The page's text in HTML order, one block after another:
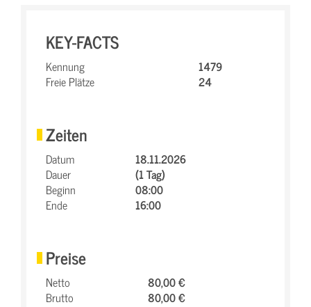
KEY-FACTS
Kennung
1479
Freie Plätze
24
Zeiten
Datum
18.11.2026
Dauer
(1 Tag)
Beginn
08:00
Ende
16:00
Preise
Netto
80,00 €
Brutto
80,00 €